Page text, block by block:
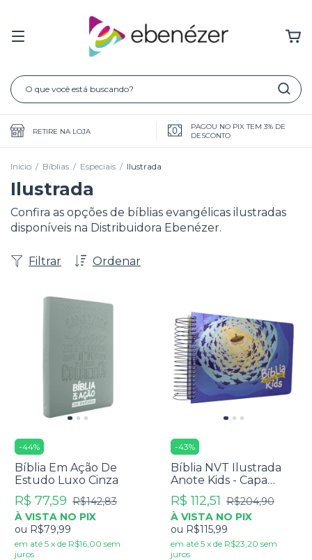
RETIRE NA LOJA
PAGOU NO PIX TEM 3% DE
DESCONTO
Início / Bíblias / Especiais / Ilustrada
Ilustrada
Confira as opções de bíblias evangélicas ilustradas
disponíveis na Distribuidora Ebenézer.
Ordenar
Filtrar
-44%
Bíblia Em Ação De
Estudo Luxo Cinza
R$ 77,59 R$142,83
À VISTA NO PIX
ou R$79,99
em até 5 x de R$16,00 sem
juros
-43%
Bíblia NVT Ilustrada
Anote Kids - Capa
Peixinhos
R$ 112,51 R$204,90
À VISTA NO PIX
ou R$115,99
em até 5 x de R$23,20 sem
juros